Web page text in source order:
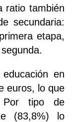
ratio también
secundaria:
etapa,
en
euros, lo que
tipo de
(83,8%) lo